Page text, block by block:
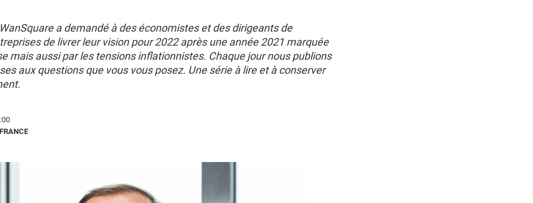
WanSquare a demandé à des économistes et des dirigeants de
de livrer leur vision pour 2022 après une année 2021 marquée
mais aussi par les tensions inflationnistes. Chaque jour nous publions
aux questions que vous vous posez. Une série à lire et à conserver